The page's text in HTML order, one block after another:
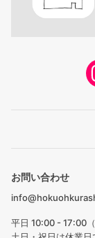
お問い合わせ
平日 10:00 - 17:00